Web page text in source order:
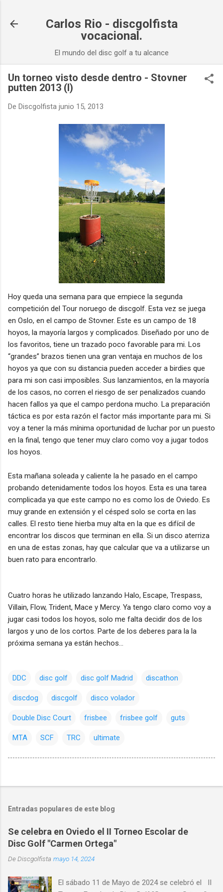
Carlos Rio - discgolfista
vocacional.
El mundo del disc golf a tu alcance
Un torneo visto desde dentro - Stovner
putten 2013 (I)
De Discgolfista junio 15, 2013
Hoy queda una semana para que empiece la segunda
competición del Tour noruego de discgolf. Esta vez se juega
en Oslo, en el campo de Stovner. Este es un campo de 18
hoyos, la mayoría largos y complicados. Diseñado por uno de
los favoritos, tiene un trazado poco favorable para mi. Los
“grandes” brazos tienen una gran ventaja en muchos de los
hoyos ya que con su distancia pueden acceder a birdies que
para mi son casi imposibles. Sus lanzamientos, en la mayoría
de los casos, no corren el riesgo de ser penalizados cuando
hacen fallos ya que el campo perdona mucho. La preparación
táctica es por esta razón el factor más importante para mi. Si
voy a tener la más mínima oportunidad de luchar por un puesto
en la final, tengo que tener muy claro como voy a jugar todos
los hoyos.
Esta mañana soleada y caliente la he pasado en el campo
probando detenidamente todos los hoyos. Esta es una tarea
complicada ya que este campo no es como los de Oviedo. Es
muy grande en extensión y el césped solo se corta en las
calles. El resto tiene hierba muy alta en la que es difícil de
encontrar los discos que terminan en ella. Si un disco aterriza
en una de estas zonas, hay que calcular que va a utilizarse un
buen rato para encontrarlo.
Cuatro horas he utilizado lanzando Halo, Escape, Trespass,
Villain, Flow, Trident, Mace y Mercy. Ya tengo claro como voy a
jugar casi todos los hoyos, solo me falta decidir dos de los
largos y uno de los cortos. Parte de los deberes para la la
próxima semana ya están hechos…
DDC disc golf disc golf Madrid discathon
discdog discgolf disco volador
Double Disc Court frisbee frisbee golf guts
MTA SCF TRC ultimate
Entradas populares de este blog
Se celebra en Oviedo el II Torneo Escolar de
Disc Golf "Carmen Ortega"
DeDiscgolfista mayo 14, 2024
El sábado 11 de Mayo de 2024 se celebró el II